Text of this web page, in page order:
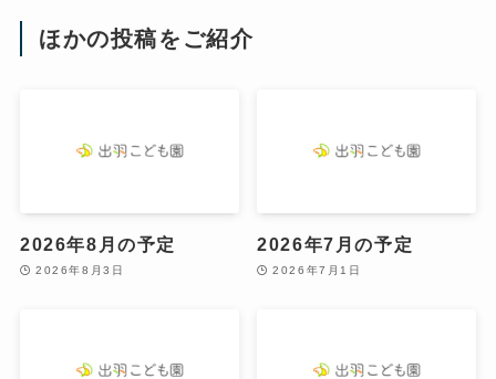
ほかの投稿をご紹介
2026年8月の予定
2026年8月3日
2026年7月の予定
2026年7月1日